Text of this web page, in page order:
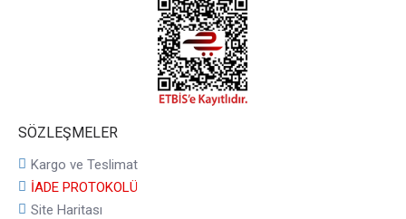
SÖZLEŞMELER
Kargo ve Teslimat
İADE PROTOKOLÜ
Site Haritası